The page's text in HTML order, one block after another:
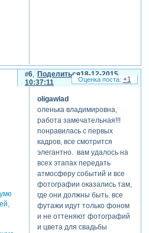
Поделиться
6
18-12-2015
10:37:11
oligawlad
оленька владимировна,
работа замечательная!!!
понравилась с первых
кадров, все смотрится
элегантно. вам удалось на
всех этапах передать
атмосферу событий и все
фотографии оказались там,
где они должны быть. все
футажи идут только фоном
и не оттеняют фотографий
и цвета для свадьбы
+1